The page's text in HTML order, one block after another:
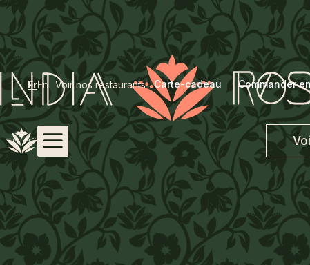
FrEn Voir nos restaurants Carte-cadeau Commander